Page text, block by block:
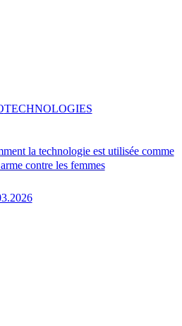
la technologie est utilisée comme
contre les femmes
TECHNOLOGIES